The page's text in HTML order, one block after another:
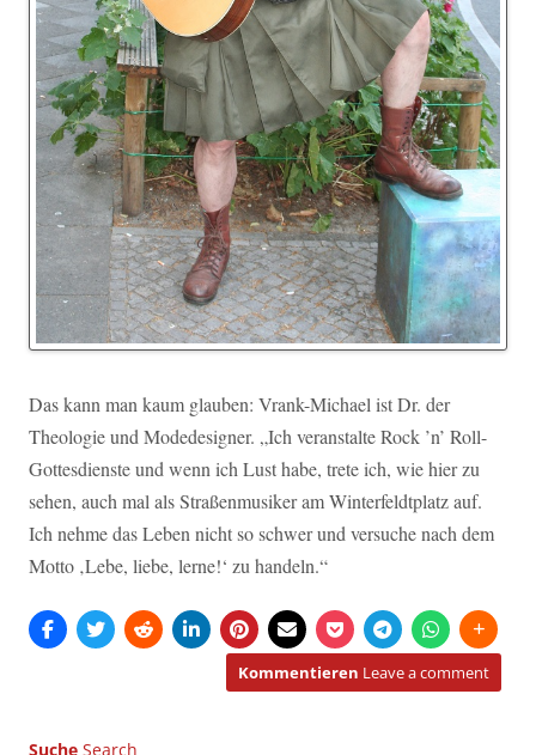
Das kann man kaum glauben: Vrank-Michael ist Dr. der
Theologie und Modedesigner. „Ich veranstalte Rock ’n’ Roll-
Gottesdienste und wenn ich Lust habe, trete ich, wie hier zu
sehen, auch mal als Straßenmusiker am Winterfeldtplatz auf.
Ich nehme das Leben nicht so schwer und versuche nach dem
Motto ‚Lebe, liebe, lerne!‘ zu handeln.“
Kommentieren Leave a comment
Suche